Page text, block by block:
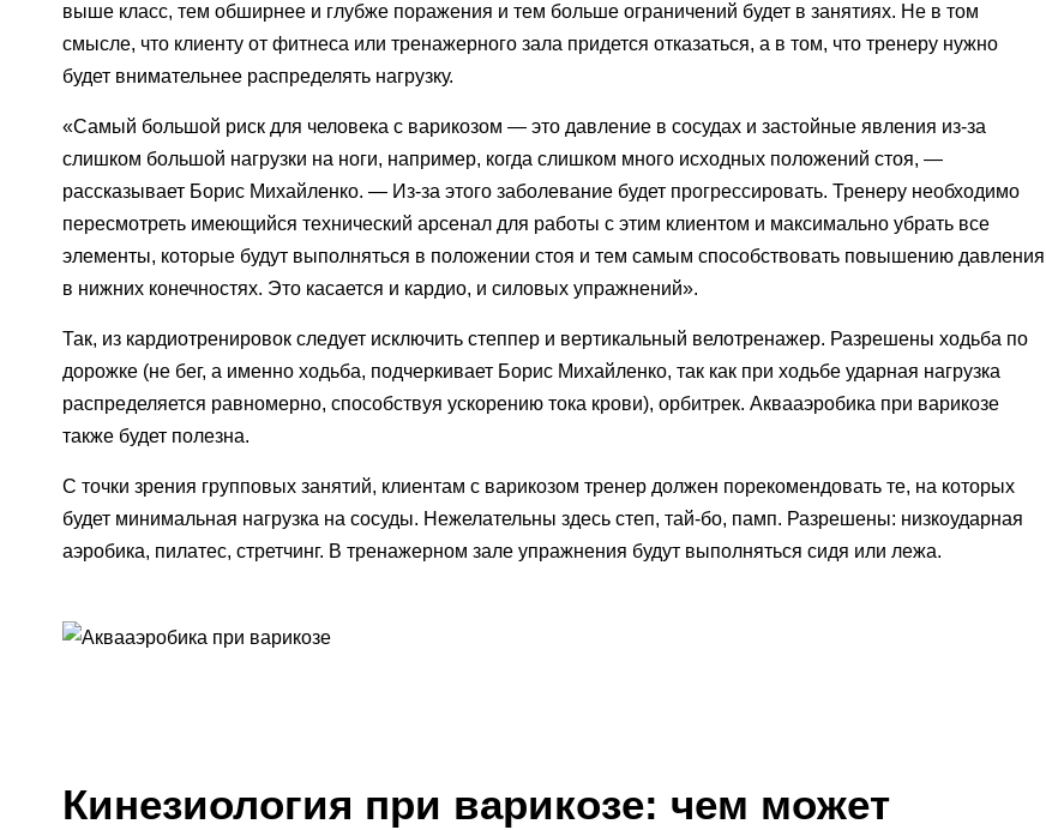
выше класс, тем обширнее и глубже поражения и тем больше ограничений будет в занятиях. Не в том
смысле, что клиенту от фитнеса или тренажерного зала придется отказаться, а в том, что тренеру нужно
будет внимательнее распределять нагрузку.
«Самый большой риск для человека с варикозом — это давление в сосудах и застойные явления из-за
слишком большой нагрузки на ноги, например, когда слишком много исходных положений стоя, —
рассказывает Борис Михайленко. — Из-за этого заболевание будет прогрессировать. Тренеру необходимо
пересмотреть имеющийся технический арсенал для работы с этим клиентом и максимально убрать все
элементы, которые будут выполняться в положении стоя и тем самым способствовать повышению давления
в нижних конечностях. Это касается и кардио, и силовых упражнений».
Так, из кардиотренировок следует исключить степпер и вертикальный велотренажер. Разрешены ходьба по
дорожке (не бег, а именно ходьба, подчеркивает Борис Михайленко, так как при ходьбе ударная нагрузка
распределяется равномерно, способствуя ускорению тока крови), орбитрек. Аквааэробика при варикозе
также будет полезна.
С точки зрения групповых занятий, клиентам с варикозом тренер должен порекомендовать те, на которых
будет минимальная нагрузка на сосуды. Нежелательны здесь степ, тай-бо, памп. Разрешены: низкоударная
аэробика, пилатес, стретчинг. В тренажерном зале упражнения будут выполняться сидя или лежа.
Кинезиология при варикозе: чем может